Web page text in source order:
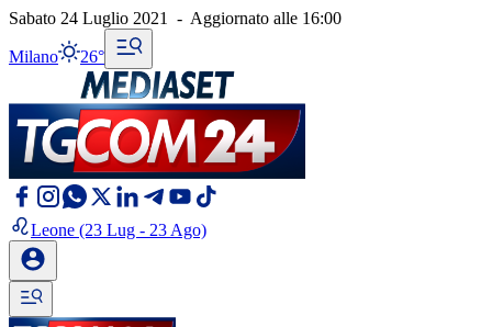
Sabato 24 Luglio 2021 - Aggiornato alle 16:00
Milano 26°
Leone (23 Lug - 23 Ago)